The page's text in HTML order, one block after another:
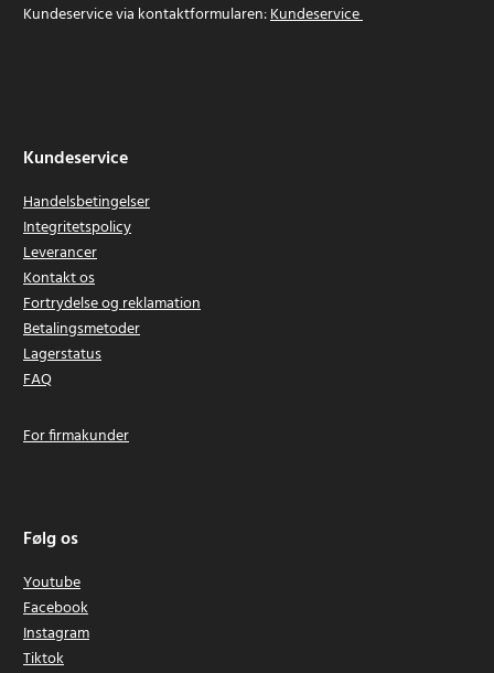
Kundeservice via kontaktformularen:Kundeservice
Kundeservice
Handelsbetingelser
Integritetspolicy
Leverancer
Kontakt os
Fortrydelse og reklamation
Betalingsmetoder
Lagerstatus
FAQ
For firmakunder
Følg os
Youtube
Facebook
Instagram
Tiktok